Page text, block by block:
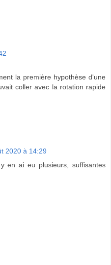
la première hypothèse d'une
coller avec la rotation rapide
2020 à 14:29
en ai eu plusieurs, suffisantes